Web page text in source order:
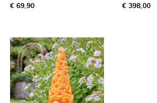
€ 69,90
€ 398,00